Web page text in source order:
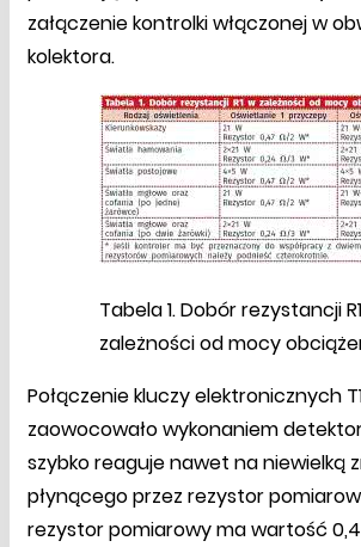
załączenie kontrolki włączonej w
kolektora.
Tabela 1. Dobór rezystancji
zależności od mocy
Połączenie kluczy elektronicznych
zaowocowało wykonaniem
szybko reaguje nawet na niewielką
płynącego przez rezystor
rezystor pomiarowy ma wartość